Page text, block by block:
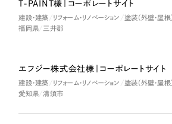
T-PAINT様｜コーポレートサイト
建設・建築 リフォーム・リノベーション 塗装（外壁・屋根
福岡県
三井郡
エフジー株式会社様｜コーポレートサイト
建設・建築 リフォーム・リノベーション 塗装（外壁・屋根
愛知県
清須市